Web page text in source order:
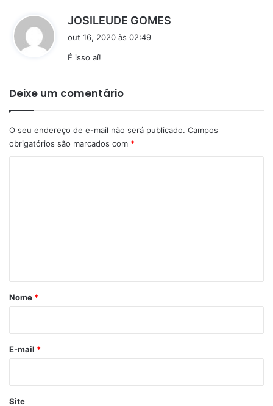
JOSILEUDE GOMES
out 16, 2020 às 02:49
É isso aí!
Deixe um comentário
O seu endereço de e-mail não será publicado. Campos
obrigatórios são marcados com *
r
*
Nome *
E-mail *
Site